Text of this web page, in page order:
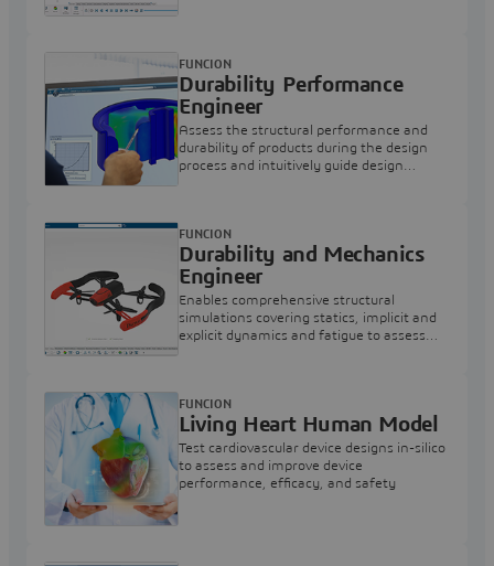
Durability Performance
Engineer
Assess the structural performance and
durability of products during the design
process and intuitively guide design
FUNCION
Durability and Mechanics
Engineer
Enables comprehensive structural
simulations covering statics, implicit and
explicit dynamics and fatigue to assess
FUNCION
Living Heart Human Model
Test cardiovascular device designs in-silico
to assess and improve device
performance, efficacy, and safety
FUNCION